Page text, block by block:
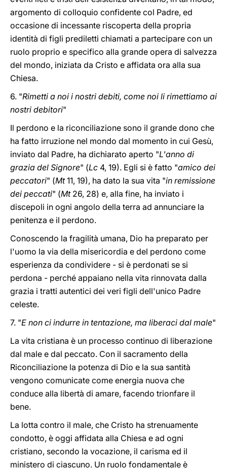
argomento di colloquio confidente col Padre, ed
occasione di incessante riscoperta della propria
identità di figli prediletti chiamati a partecipare con un
ruolo proprio e specifico alla grande opera di salvezza
del mondo, iniziata da Cristo e affidata ora alla sua
Chiesa.
6. "Rimetti a noi i nostri debiti, come noi li rimettiamo ai
nostri debitori"
Il perdono e la riconciliazione sono il grande dono che
ha fatto irruzione nel mondo dal momento in cui Gesù,
inviato dal Padre, ha dichiarato aperto "L'anno di
grazia del Signore" (Lc 4, 19). Egli si è fatto "amico dei
peccatori" (Mt11, 19), ha dato la sua vita "in remissione
dei peccati" (Mt26, 28) e, alla fine, ha inviato i
discepoli in ogni angolo della terra ad annunciare la
penitenza e il perdono.
Conoscendo la fragilità umana, Dio ha preparato per
l'uomo la via della misericordia e del perdono come
esperienza da condividere - si è perdonati se si
perdona - perché appaiano nella vita rinnovata dalla
grazia i tratti autentici dei veri figli dell'unico Padre
celeste.
7. "E non ci indurre in tentazione, ma liberaci dal male"
La vita cristiana è un processo continuo di liberazione
dal male e dal peccato. Con il sacramento della
Riconciliazione la potenza di Dio e la sua santità
vengono comunicate come energia nuova che
conduce alla libertà di amare, facendo trionfare il
bene.
La lotta contro il male, che Cristo ha strenuamente
condotto, è oggi affidata alla Chiesa e ad ogni
cristiano, secondo la vocazione, il carisma ed il
ministero di ciascuno. Un ruolo fondamentale è